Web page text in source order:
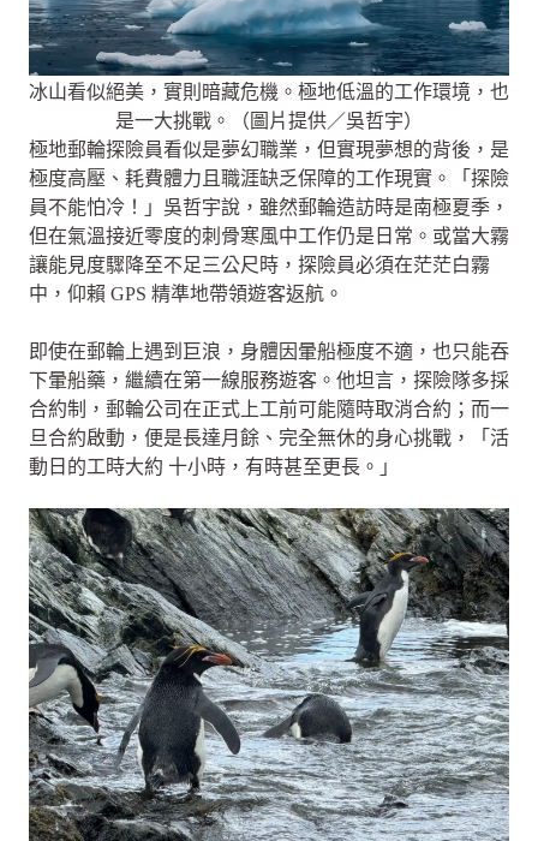
冰山看似絕美，實則暗藏危機。極地低溫的工作環境，也
是一大挑戰。（圖片提供／吳哲宇）
極地郵輪探險員看似是夢幻職業，但實現夢想的背後，是
極度高壓、耗費體力且職涯缺乏保障的工作現實。「探險
員不能怕冷！」吳哲宇說，雖然郵輪造訪時是南極夏季，
但在氣溫接近零度的刺骨寒風中工作仍是日常。或當大霧
讓能見度驟降至不足三公尺時，探險員必須在茫茫白霧
中，仰賴 GPS 精準地帶領遊客返航。
即使在郵輪上遇到巨浪，身體因暈船極度不適，也只能吞
下暈船藥，繼續在第一線服務遊客。他坦言，探險隊多採
合約制，郵輪公司在正式上工前可能隨時取消合約；而一
旦合約啟動，便是長達月餘、完全無休的身心挑戰，「活
動日的工時大約 十小時，有時甚至更長。」